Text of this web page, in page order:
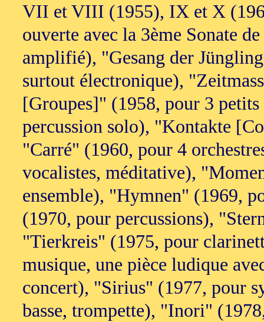
VII et VIII (1955), IX et X
ouverte avec la 3ème Sonate
amplifié), "Gesang der
surtout électronique),
[Groupes]" (1958, pour 3
percussion solo), "Kontakte
"Carré" (1960, pour 4
vocalistes, méditative),
ensemble), "Hymnen" (1969,
(1970, pour percussions),
"Tierkreis" (1975, pour
musique, une pièce ludique
concert), "Sirius" (1977, pour
basse, trompette), "Inori"